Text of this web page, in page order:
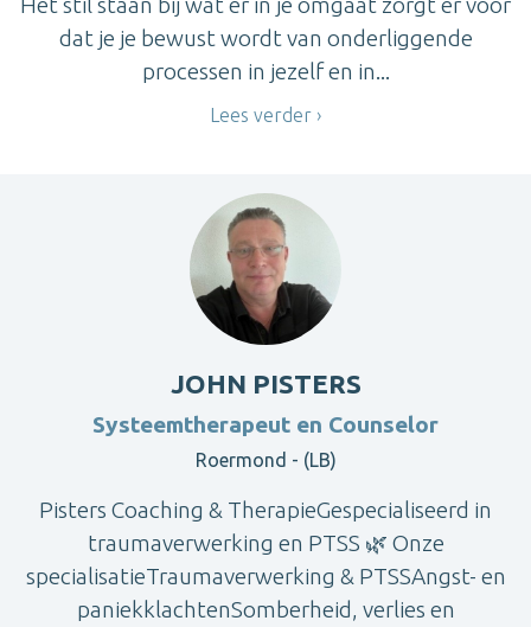
dat je je bewust wordt van onderliggende
processen in jezelf en in...
Lees verder
JOHN PISTERS
Systeemtherapeut en Counselor
Roermond - (LB)
Pisters Coaching & TherapieGespecialiseerd in
traumaverwerking en PTSS 🌿 Onze
specialisatieTraumaverwerking & PTSSAngst- en
paniekklachtenSomberheid, verlies en